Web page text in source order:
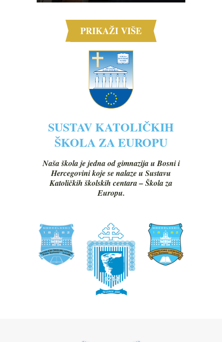
PRIKAŽI VIŠE
SUSTAV KATOLIČKIH
ŠKOLA ZA EUROPU
Naša škola je jedna od gimnazija u Bosni i
Hercegovini koje se nalaze u Sustavu
Katoličkih školskih centara – Škola za
Europu.